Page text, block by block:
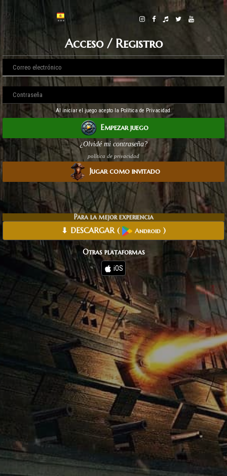
Acceso / Registro
Al iniciar el juego acepto la Política de Privacidad.
Empezar juego
¿Olvidé mi contraseña?
política de privacidad
Jugar como invitado
Para la mejor experiencia
⬇ DESCARGAR( Android )
Otras plataformas
iOS